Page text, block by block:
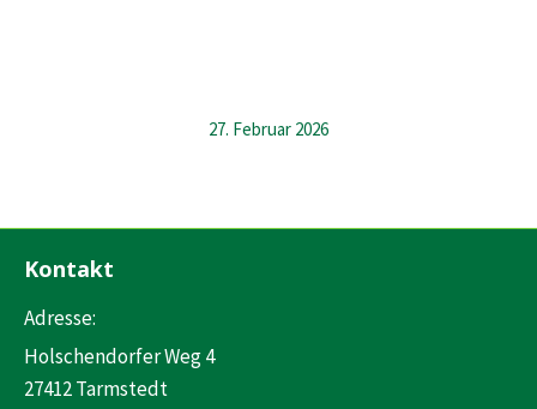
27. Februar 2026
Kontakt
Adresse:
Holschendorfer Weg 4
27412 Tarmstedt